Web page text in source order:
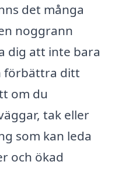
det många
noggrann
dig att inte bara
förbättra ditt
om du
tak eller
som kan leda
och ökad